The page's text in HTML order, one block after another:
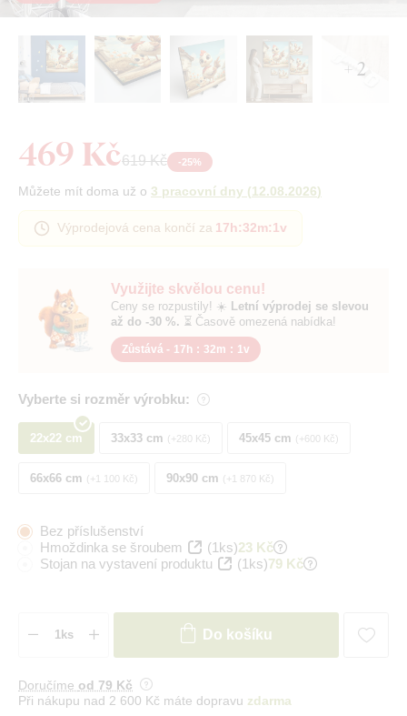
+ 2
Využijte skvělou cenu!
Ceny se rozpustily! ☀️ Letní výprodej se slevou
až do -30 %. ⏳ Časově omezená nabídka!
Zůstává - 17h : 32m : 0v
Vyberte si rozměr výrobku:
22x22 cm 33x33 cm +280 Kč 45x45 cm +600 Kč
66x66 cm +1 100 Kč 90x90 cm +1 870 Kč
469 Kč619 Kč -25%
Můžete mít doma už o 3 pracovní dny (12.08.2026)
Výprodejová cena končí za 17h:32m:0v
Bez příslušenství
Hmoždinka se šroubem
(1ks)23 Kč
Stojan na vystavení produktu
(1ks)79 Kč
Do košíku
Doručíme od 79 Kč
Při nákupu nad 2 600 Kč máte dopravu zdarma